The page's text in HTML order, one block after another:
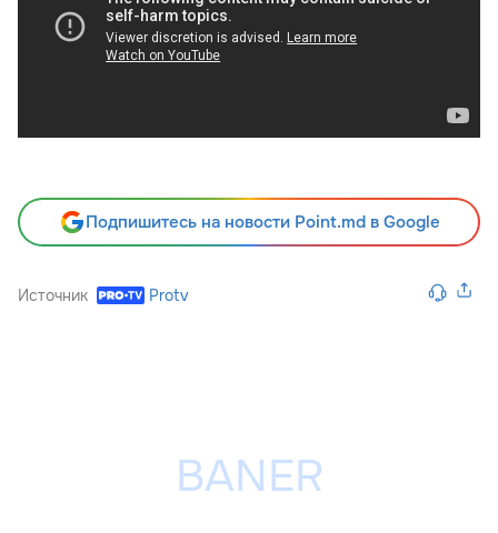
Подпишитесь на новости Point.md в Google
Источник Protv